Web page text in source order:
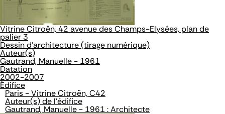
Vitrine Citroën, 42 avenue des Champs-Elysées, plan de
palier 3
Dessin d'architecture (tirage numérique)
Auteur(s)
Gautrand, Manuelle - 1961
Datation
2002-2007
Édifice
Paris - Vitrine Citroën, C42
Auteur(s) de l'édifice
Gautrand, Manuelle - 1961 : Architecte